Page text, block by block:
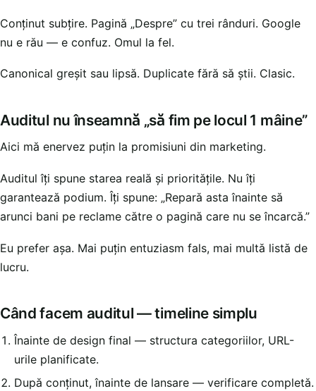
Conținut subțire. Pagină „Despre” cu trei rânduri. Google
nu e rău — e confuz. Omul la fel.
Canonical greșit sau lipsă. Duplicate fără să știi. Clasic.
Auditul nu înseamnă „să fim pe locul 1 mâine”
Aici mă enervez puțin la promisiuni din marketing.
Auditul îți spune starea reală și prioritățile. Nu îți
garantează podium. Îți spune: „Repară asta înainte să
arunci bani pe reclame către o pagină care nu se încarcă.”
Eu prefer așa. Mai puțin entuziasm fals, mai multă listă de
lucru.
Când facem auditul — timeline simplu
Înainte de design final — structura categoriilor, URL-
urile planificate.
După conținut, înainte de lansare — verificare completă.